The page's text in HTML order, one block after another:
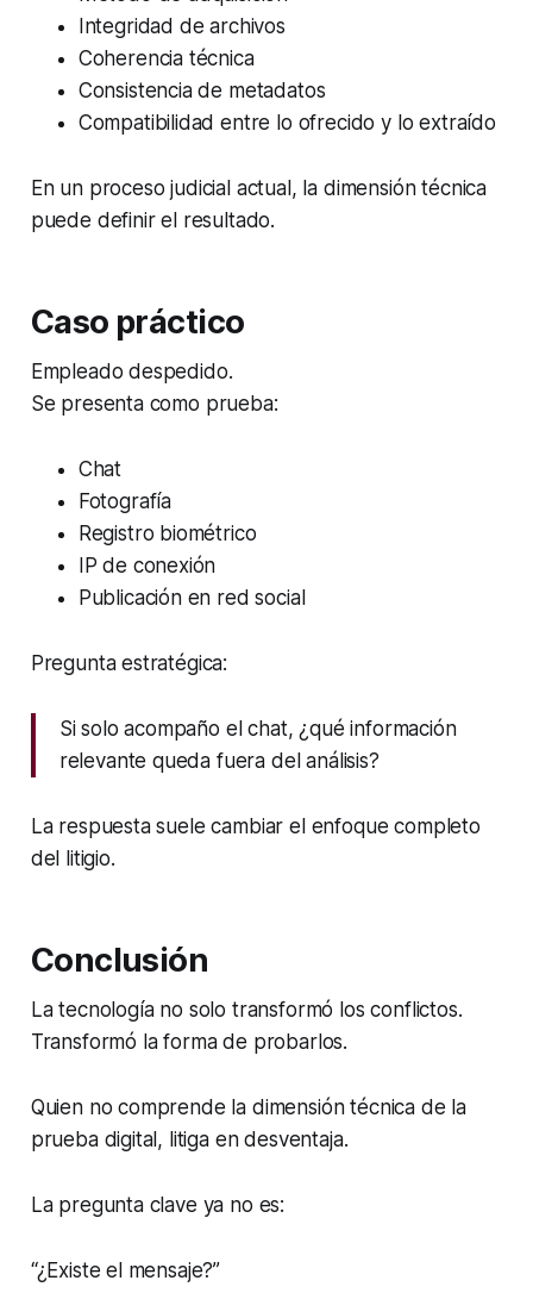
Integridad de archivos
Coherencia técnica
Consistencia de metadatos
Compatibilidad entre lo ofrecido y lo extraído
En un proceso judicial actual, la dimensión técnica
puede definir el resultado.
Caso práctico
Empleado despedido.
Se presenta como prueba:
Chat
Fotografía
Registro biométrico
IP de conexión
Publicación en red social
Pregunta estratégica:
Si solo acompaño el chat, ¿qué información
relevante queda fuera del análisis?
La respuesta suele cambiar el enfoque completo
del litigio.
Conclusión
La tecnología no solo transformó los conflictos.
Transformó la forma de probarlos.
Quien no comprende la dimensión técnica de la
prueba digital, litiga en desventaja.
La pregunta clave ya no es:
“¿Existe el mensaje?”